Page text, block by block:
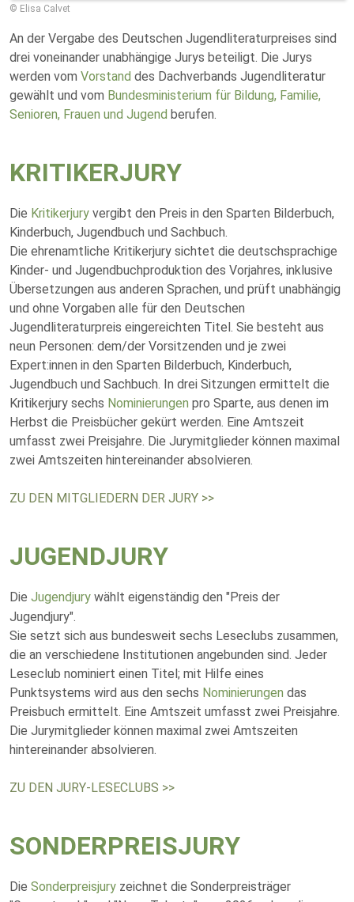
© Elisa Calvet
An der Vergabe des Deutschen Jugendliteraturpreises sind
drei voneinander unabhängige Jurys beteiligt. Die Jurys
werden vom Vorstand des Dachverbands Jugendliteratur
gewählt und vom Bundesministerium für Bildung, Familie,
Senioren, Frauen und Jugend berufen.
KRITIKERJURY
Die Kritikerjury vergibt den Preis in den Sparten Bilderbuch,
Kinderbuch, Jugendbuch und Sachbuch.
Die ehrenamtliche Kritikerjury sichtet die deutschsprachige
Kinder- und Jugendbuchproduktion des Vorjahres, inklusive
Übersetzungen aus anderen Sprachen, und prüft unabhängig
und ohne Vorgaben alle für den Deutschen
Jugendliteraturpreis eingereichten Titel. Sie besteht aus
neun Personen: dem/der Vorsitzenden und je zwei
Expert:innen in den Sparten Bilderbuch, Kinderbuch,
Jugendbuch und Sachbuch. In drei Sitzungen ermittelt die
Kritikerjury sechs Nominierungen pro Sparte, aus denen im
Herbst die Preisbücher gekürt werden. Eine Amtszeit
umfasst zwei Preisjahre. Die Jurymitglieder können maximal
zwei Amtszeiten hintereinander absolvieren.
ZU DEN MITGLIEDERN DER JURY >>
JUGENDJURY
Die Jugendjury wählt eigenständig den "Preis der
Jugendjury".
Sie setzt sich aus bundesweit sechs Leseclubs zusammen,
die an verschiedene Institutionen angebunden sind. Jeder
Leseclub nominiert einen Titel; mit Hilfe eines
Punktsystems wird aus den sechs Nominierungen das
Preisbuch ermittelt. Eine Amtszeit umfasst zwei Preisjahre.
Die Jurymitglieder können maximal zwei Amtszeiten
hintereinander absolvieren.
ZU DEN JURY-LESECLUBS >>
SONDERPREISJURY
Die Sonderpreisjury zeichnet die Sonderpreisträger